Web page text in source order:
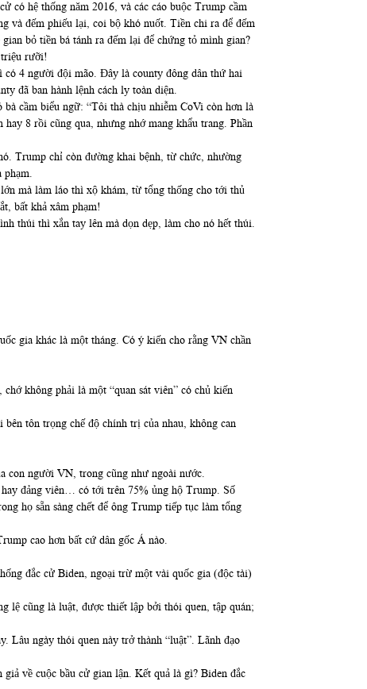
có hệ thống năm 2016, và các cáo buộc Trump cầm
và đếm phiếu lại, coi bộ khó nuốt. Tiền chi ra để đếm
bỏ tiền bá tánh ra đếm lại để chứng tỏ mình gian?
rưỡi!
có 4 người đội mão. Đây là county đông dân thứ hai
đã ban hành lệnh cách ly toàn diện.
cầm biểu ngữ: “Tôi thà chịu nhiễm CoVi còn hơn là
8 rồi cũng qua, nhưng nhớ mang khẩu trang. Phần
Trump chỉ còn đường khai bệnh, từ chức, nhường
phạm.
mà làm láo thì xộ khám, từ tổng thống cho tới thủ
bất khả xâm phạm!
thúi thì xắn tay lên mà dọn dẹp, làm cho nó hết thúi.
gia khác là một tháng. Có ý kiến cho rằng VN chần
không phải là một “quan sát viên” có chủ kiến
tôn trọng chế độ chính trị của nhau, không can
con người VN, trong cũng như ngoài nước.
hay đảng viên… có tới trên 75% ủng hộ Trump. Số
họ sẵn sàng chết để ông Trump tiếp tục làm tổng
cao hơn bất cứ dân gốc Á nào.
đắc cử Biden, ngoại trừ một vài quốc gia (độc tài)
lệ cũng là luật, được thiết lập bởi thói quen, tập quán;
Lâu ngày thói quen này trở thành “luật”. Lãnh đạo
về cuộc bầu cử gian lận. Kết quả là gì? Biden đắc